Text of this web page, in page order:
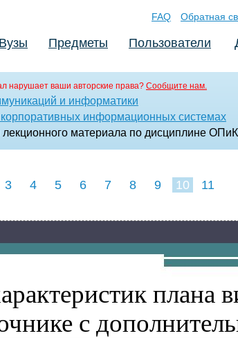
FAQ Обратная
Вузы Предметы Пользователи
нарушает ваши авторские права? Сообщите нам.
и информатики
информационных системах
лекционного материала по дисциплине
3 4 5 6 7 8 9 10 11
плана
с